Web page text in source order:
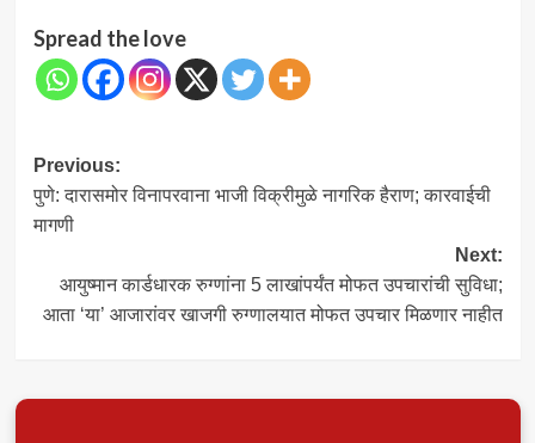
Spread the love
Post
navigation
Previous:
पुणे: दारासमोर विनापरवाना भाजी विक्रीमुळे नागरिक हैराण; कारवाईची
मागणी
Next:
आयुष्मान कार्डधारक रुग्णांना 5 लाखांपर्यंत मोफत उपचारांची सुविधा;
आता ‘या’ आजारांवर खाजगी रुग्णालयात मोफत उपचार मिळणार नाहीत